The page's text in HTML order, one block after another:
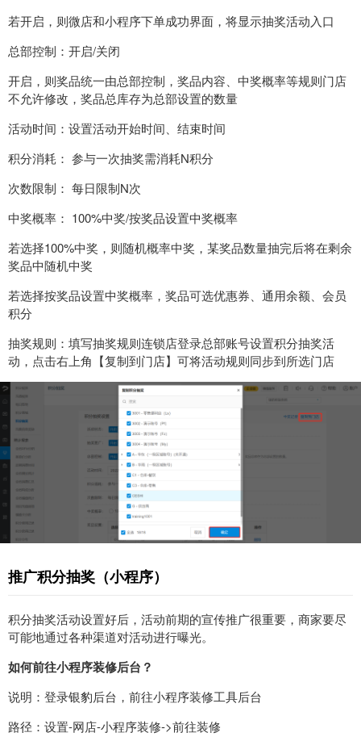
若开启，则微店和小程序下单成功界面，将显示抽奖活动入口
总部控制：开启/关闭
开启，则奖品统一由总部控制，奖品内容、中奖概率等规则门店
不允许修改，奖品总库存为总部设置的数量
活动时间：设置活动开始时间、结束时间
积分消耗： 参与一次抽奖需消耗N积分
次数限制： 每日限制N次
中奖概率： 100%中奖/按奖品设置中奖概率
若选择100%中奖，则随机概率中奖，某奖品数量抽完后将在剩余
奖品中随机中奖
若选择按奖品设置中奖概率，奖品可选优惠券、通用余额、会员
积分
抽奖规则：填写抽奖规则连锁店登录总部账号设置积分抽奖活
动，点击右上角【复制到门店】可将活动规则同步到所选门店
推广积分抽奖（小程序）
积分抽奖活动设置好后，活动前期的宣传推广很重要，商家要尽
可能地通过各种渠道对活动进行曝光。
如何前往小程序装修后台？
说明：登录银豹后台，前往小程序装修工具后台
路径：设置-网店-小程序装修->前往装修